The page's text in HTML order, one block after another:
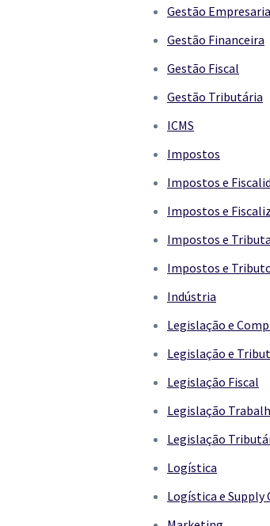
Gestão
Gestão Financeira
Gestão Fiscal
Gestão Tributária
ICMS
Impostos
Impostos e
Impostos e
Impostos e
Impostos e
Indústria
Legislação e
Legislação e
Legislação Fiscal
Legislação
Legislação
Logística
Logística e Supply